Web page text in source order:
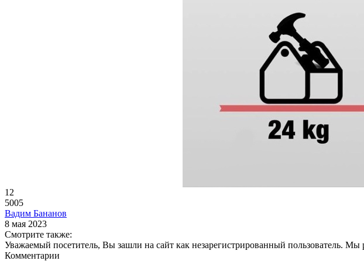
12
5005
Вадим Бананов
8 мая 2023
Смотрите также:
Уважаемый посетитель, Вы зашли на сайт как незарегистрированный пользователь.
Комментарии